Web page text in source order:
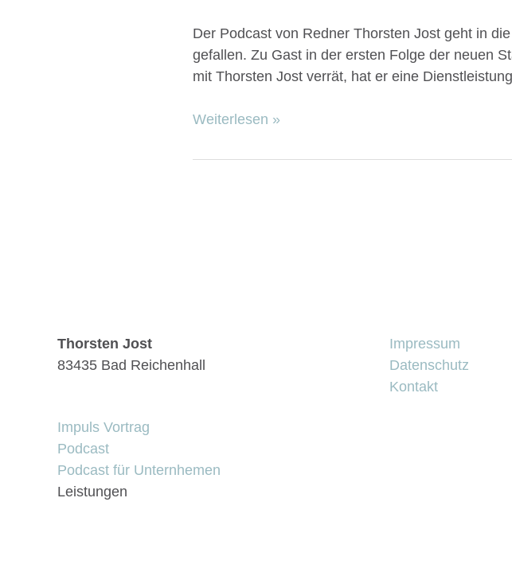
Der Podcast von Redner Thorsten Jost geht in
gefallen. Zu Gast in der ersten Folge der neuen
mit Thorsten Jost verrät, hat er eine
Weiterlesen »
Thorsten Jost
83435 Bad Reichenhall
Impuls Vortrag
Podcast
Podcast für Unternhemen
Leistungen
Impressum
Datenschutz
Kontakt